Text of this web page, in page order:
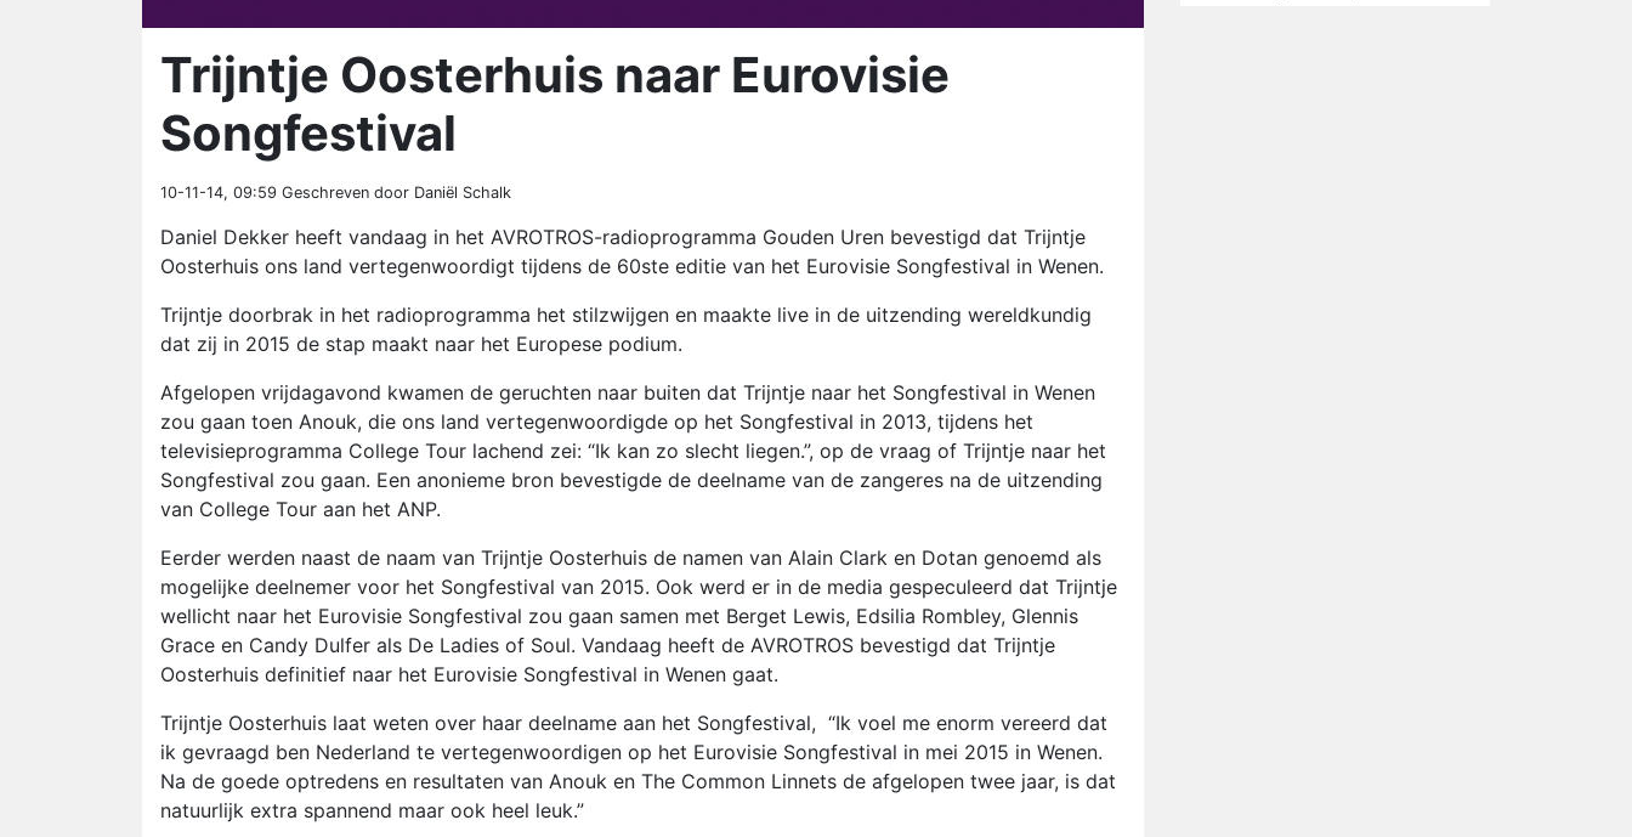
Trijntje Oosterhuis naar Eurovisie
Songfestival
10-11-14, 09:59 Geschreven door Daniël Schalk
Daniel Dekker heeft vandaag in het AVROTROS-radioprogramma Gouden Uren bevestigd dat Trijntje
Oosterhuis ons land vertegenwoordigt tijdens de 60ste editie van het Eurovisie Songfestival in Wenen.
Trijntje doorbrak in het radioprogramma het stilzwijgen en maakte live in de uitzending wereldkundig
dat zij in 2015 de stap maakt naar het Europese podium.
Afgelopen vrijdagavond kwamen de geruchten naar buiten dat Trijntje naar het Songfestival in Wenen
zou gaan toen Anouk, die ons land vertegenwoordigde op het Songfestival in 2013, tijdens het
televisieprogramma College Tour lachend zei: “Ik kan zo slecht liegen.”, op de vraag of Trijntje naar het
Songfestival zou gaan. Een anonieme bron bevestigde de deelname van de zangeres na de uitzending
van College Tour aan het ANP.
Eerder werden naast de naam van Trijntje Oosterhuis de namen van Alain Clark en Dotan genoemd als
mogelijke deelnemer voor het Songfestival van 2015. Ook werd er in de media gespeculeerd dat Trijntje
wellicht naar het Eurovisie Songfestival zou gaan samen met Berget Lewis, Edsilia Rombley, Glennis
Grace en Candy Dulfer als De Ladies of Soul. Vandaag heeft de AVROTROS bevestigd dat Trijntje
Oosterhuis definitief naar het Eurovisie Songfestival in Wenen gaat.
Trijntje Oosterhuis laat weten over haar deelname aan het Songfestival, “Ik voel me enorm vereerd dat
ik gevraagd ben Nederland te vertegenwoordigen op het Eurovisie Songfestival in mei 2015 in Wenen.
Na de goede optredens en resultaten van Anouk en The Common Linnets de afgelopen twee jaar, is dat
natuurlijk extra spannend maar ook heel leuk.”